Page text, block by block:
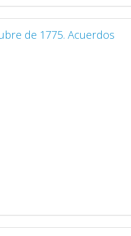
de 1775. Acuerdos